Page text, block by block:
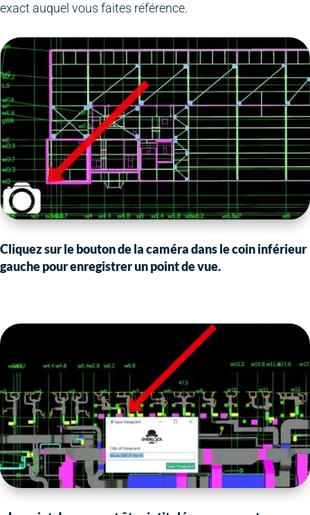
exact auquel vous faites référence.
Cliquez sur le bouton de la caméra dans le coin inférieur
gauche pour enregistrer un point de vue.